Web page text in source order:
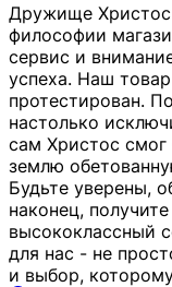
Дружище Христос
философии
сервис и
успеха. Наш
протестирован.
настолько
сам Христос смог
землю
Будьте уверены,
наконец,
высококлассный
для нас - не
и выбор,